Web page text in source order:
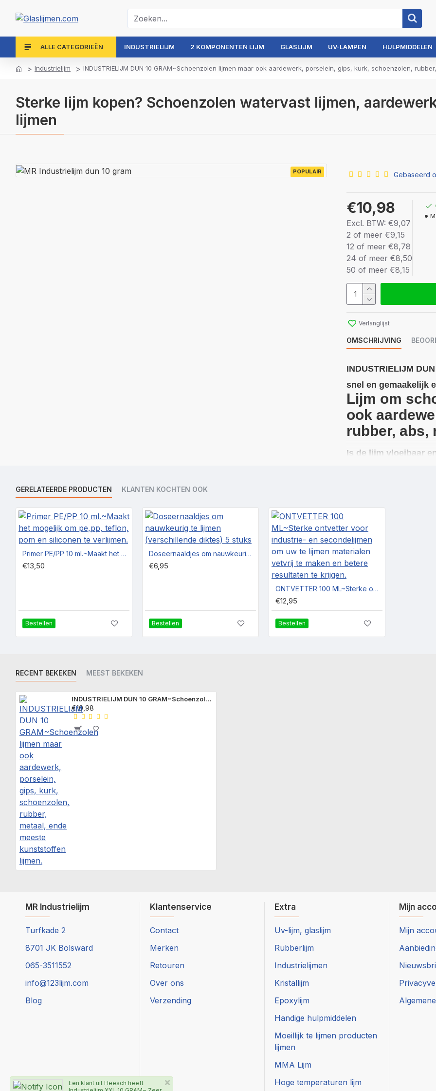
ALLE CATEGORIEËN INDUSTRIELIJM 2 KOMPONENTEN LIJM GLASLIJM UV-LAMPEN HULPMIDDELEN
Industrielijm INDUSTRIELIJM DUN 10 GRAM~Schoenzolen lijmen maar ook aardewerk, porselein, gips, kurk, schoenzolen,
Sterke lijm kopen? Schoenzolen watervast lijmen,
lijmen
POPULAIR Gebaseerd
€10,98
Excl. BTW: €9,07
2 of meer €9,15
12 of meer €8,78
24 of meer €8,50
50 of meer €8,15
Verlanglijst
OMSCHRIJVING
INDUSTRIELIJM
snel en gemaakelijk
Lijm om
ook
rubber, abs,
Is de lijm vloeibaar
Wie gebruiken deze
De lijm wordt vaak in de
van auto's, diepvriezers,
ringen, rubbers voor
Waar is de lijm tegen
Deze lijm is bestand tegen
8 uur uithardenis het
GERELATEERDE PRODUCTEN KLANTEN KOCHTEN OOK
Primer PE/PP 10 ml.~Maakt het mogelijk om pe,pp, teflon, pom en siliconen te verlijmen.
€13,50
Bestellen
Doseernaaldjes om nauwkeurig te lijmen (verschillende diktes) 5 stuks
€6,95
Bestellen
ONTVETTER 100 ML~Sterke ontvetter voor industrie- en secondelijmen om uw te lijmen materialen vetvrij te maken en betere resultaten te krijgen.
€12,95
Bestellen
RECENT BEKEKEN MEEST BEKEKEN
INDUSTRIELIJM DUN 10 GRAM~Schoenzolen lijmen maar ook aardewerk, porselein, gips, kurk, schoenzolen, rubber, metaal, ende meeste kunststoffen lijmen.
€10,98
MR Industrielijm
Turfkade 2
8701 JK Bolsward
065-3511552
info@123lijm.com
Blog
Klantenservice
Contact
Merken
Retouren
Over ons
Verzending
Extra
Uv-lijm, glaslijm
Rubberlijm
Industrielijmen
Kristallijm
Epoxylijm
Handige hulpmiddelen
Moeillijk te lijmen producten
lijmen
MMA Lijm
Hoge temperaturen lijm
Mijn
Mijn
×
Een klant uit Heesch heeft